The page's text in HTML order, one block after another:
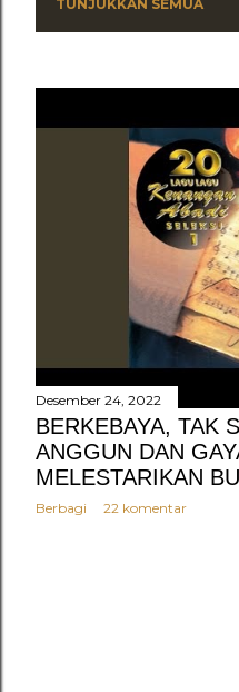
o
s
t
TUNJUKKAN SEMUA
Desember 24, 2022
BERKEBAYA, TAK
ANGGUN DAN
MELESTARIKAN
Berbagi 22 komentar